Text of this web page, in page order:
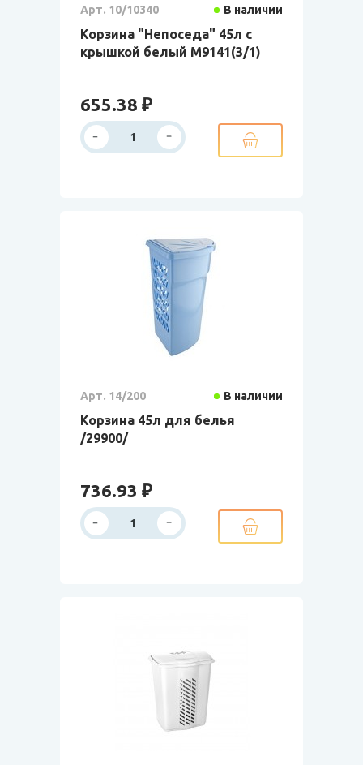
Арт. 10/10340 В наличии
Корзина "Непоседа" 45л с
крышкой белый М9141(3/1)
655.38 ₽
Арт. 14/200 В наличии
Корзина 45л для белья
/29900/
736.93 ₽